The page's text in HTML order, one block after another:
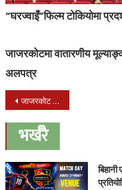
“घरज्वाइँ”फिल्म टोकियोमा
जाजरकोटमा वातारणीय
अलपत्र
Post
navigation
जाजरकोट बाट गर्भवतीको हेलिकप्टरमा उद्धार
भर्खरै